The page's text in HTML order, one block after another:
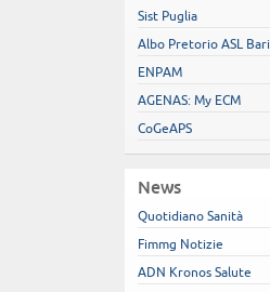
Sist Puglia
Albo Pretorio ASL Bari
ENPAM
AGENAS: My ECM
CoGeAPS
News
Quotidiano Sanità
Fimmg Notizie
ADN Kronos Salute